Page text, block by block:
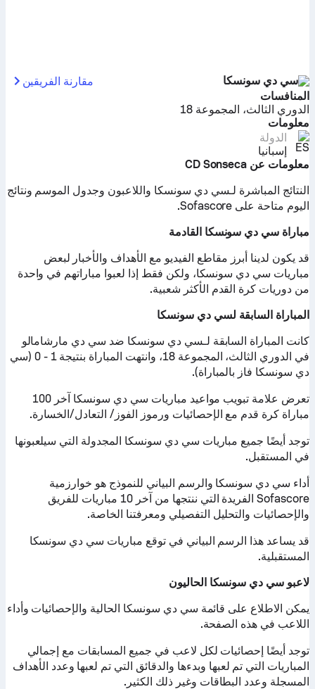
سي دي سونسكا
مقارنة الفريقين
المنافسات
الدوري الثالث، المجموعة 18
معلومات
الدولة
إسبانيا
معلومات عن CD Sonseca
النتائج المباشرة لـسي دي سونسكا واللاعبون وجدول الموسم ونتائج
اليوم متاحة على Sofascore.
مباراة سي دي سونسكا القادمة
قد يكون لدينا أبرز مقاطع الفيديو مع الأهداف والأخبار لبعض
مباريات سي دي سونسكا، ولكن فقط إذا لعبوا مباراتهم في واحدة
من دوريات كرة القدم الأكثر شعبية.
المباراة السابقة لسي دي سونسكا
كانت المباراة السابقة لـسي دي سونسكا ضد سي دي مارشامالو
في الدوري الثالث، المجموعة 18، وانتهت المباراة بنتيجة 1 - 0 (سي
دي سونسكا فاز بالمباراة).
تعرض علامة تبويب مواعيد مباريات سي دي سونسكا آخر 100
مباراة كرة قدم مع الإحصائيات ورموز الفوز/ التعادل/الخسارة.
توجد أيضًا جميع مباريات سي دي سونسكا المجدولة التي سيلعبونها
في المستقبل.
أداء سي دي سونسكا والرسم البياني للنموذج هو خوارزمية
Sofascore الفريدة التي ننتجها من آخر 10 مباريات للفريق
والإحصائيات والتحليل التفصيلي ومعرفتنا الخاصة.
قد يساعد هذا الرسم البياني في توقع مباريات سي دي سونسكا
المستقبلية.
لاعبو سي دي سونسكا الحاليون
يمكن الاطلاع على قائمة سي دي سونسكا الحالية والإحصائيات وأداء
اللاعب في هذه الصفحة.
توجد أيضًا إحصائيات لكل لاعب في جميع المسابقات مع إجمالي
المباريات التي تم لعبها وبدءها والدقائق التي تم لعبها وعدد الأهداف
المسجلة وعدد البطاقات وغير ذلك الكثير.